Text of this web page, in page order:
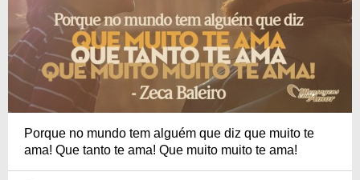
Porque no mundo tem alguém que diz que muito te
ama! Que tanto te ama! Que muito muito te ama!